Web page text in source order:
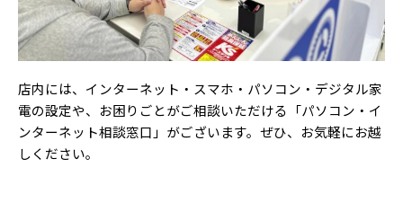
店内には、インターネット・スマホ・パソコン・デジタル家
電の設定や、お困りごとがご相談いただける「パソコン・イ
ンターネット相談窓口」がございます。ぜひ、
お気軽にお越
しください。